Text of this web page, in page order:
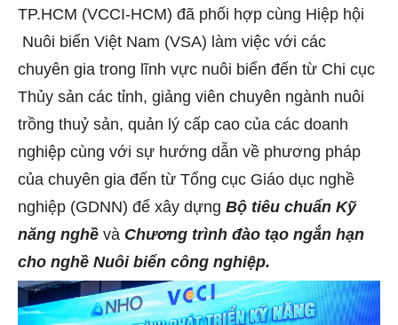
TP.HCM (VCCI-HCM) đã phối hợp cùng Hiệp hội
Nuôi biển Việt Nam (VSA) làm việc với các
chuyên gia trong lĩnh vực nuôi biển đến từ Chi cục
Thủy sản các tỉnh, giảng viên chuyên ngành nuôi
trồng thuỷ sản, quản lý cấp cao của các doanh
nghiệp cùng với sự hướng dẫn về phương pháp
của chuyên gia đến từ Tổng cục Giáo dục nghề
nghiệp (GDNN) để xây dựng Bộ tiêu chuẩn Kỹ
năng nghề và Chương trình đào tạo ngắn hạn
cho nghề Nuôi biển công nghiệp.